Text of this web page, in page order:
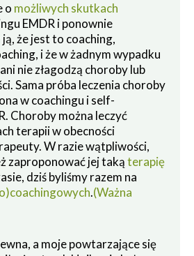
o możliwych skutkach
EMDR i ponownie
że jest to coaching,
i że w żadnym wypadku
nie złagodzą choroby lub
Sama próba leczenia choroby
w coachingu i self-
Choroby można leczyć
terapii w obecności
W razie wątpliwości,
zaproponować jej takąterapię
dziś byliśmy razem na
.(Ważna
a moje powtarzające się